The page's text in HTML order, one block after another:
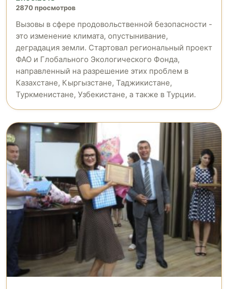
2870 просмотров
Вызовы в сфере продовольственной безопасности -
это изменение климата, опустынивание,
деградация земли. Стартовал региональный проект
ФАО и Глобального Экологического Фонда,
направленный на разрешение этих проблем в
Казахстане, Кыргызстане, Таджикистане,
Туркменистане, Узбекистане, а также в Турции.